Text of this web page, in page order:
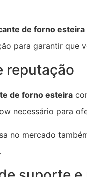
de forno esteira
para garantir que
reputação
de forno esteira
necessário para
no mercado